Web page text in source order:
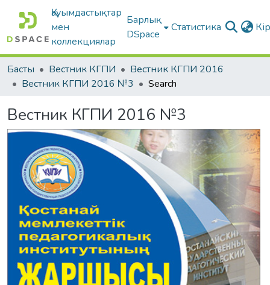
Қауымдастықтар
мен
коллекциялар
Барлық
DSpace
Статистика
Басты Вестник КГПИ
Вестник КГПИ 2016
Вестник КГПИ 2016 №3
Search
Вестник КГПИ 2016 №3